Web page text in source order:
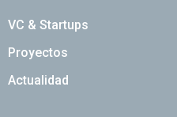
VC & Startups
Proyectos
Actualidad